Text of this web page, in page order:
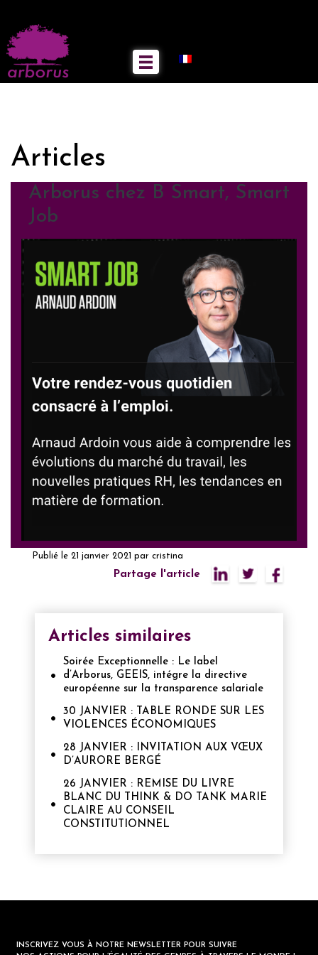
Articles
Arborus chez B Smart, Smart
Job
Publié le 21 janvier 2021 par cristina
Partage l'article
Articles similaires
Soirée Exceptionnelle : Le label
d’Arborus, GEEIS, intégre la directive
européenne sur la transparence salariale
30 JANVIER : TABLE RONDE SUR LES
VIOLENCES ÉCONOMIQUES
28 JANVIER : INVITATION AUX VŒUX
D’AURORE BERGÉ
26 JANVIER : REMISE DU LIVRE
BLANC DU THINK & DO TANK MARIE
CLAIRE AU CONSEIL
CONSTITUTIONNEL
INSCRIVEZ VOUS À NOTRE NEWSLETTER POUR SUIVRE